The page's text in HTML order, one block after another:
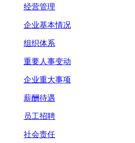
经营管理
企业基本情况
组织体系
重要人事变动
企业重大事项
薪酬待遇
员工招聘
社会责任